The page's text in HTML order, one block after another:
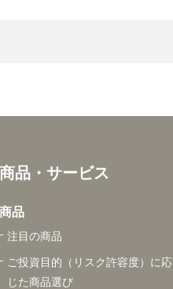
商品・サービス
商品
注目の商品
ご投資目的（リスク許容度）に応
じた商品選び